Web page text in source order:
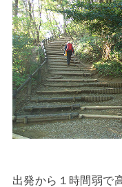
出発から１時間弱で